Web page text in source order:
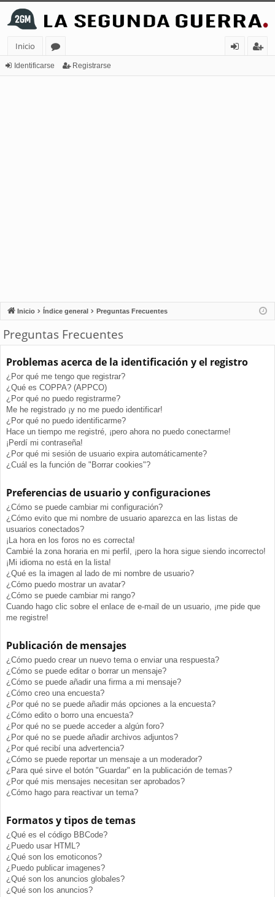
Inicio
or
Identificarse Registrarse
Inicio Índice general Preguntas Frecuentes
Preguntas Frecuentes
Problemas acerca de la identificación y el registro
¿Por qué me tengo que registrar?
¿Qué es COPPA? (APPCO)
¿Por qué no puedo registrarme?
Me he registrado ¡y no me puedo identificar!
¿Por qué no puedo identificarme?
Hace un tiempo me registré, ¡pero ahora no puedo conectarme!
¡Perdí mi contraseña!
¿Por qué mi sesión de usuario expira automáticamente?
¿Cuál es la función de "Borrar cookies"?
Preferencias de usuario y configuraciones
¿Cómo se puede cambiar mi configuración?
¿Cómo evito que mi nombre de usuario aparezca en las listas de
usuarios conectados?
¡La hora en los foros no es correcta!
Cambié la zona horaria en mi perfil, ¡pero la hora sigue siendo incorrecto!
¡Mi idioma no está en la lista!
¿Qué es la imagen al lado de mi nombre de usuario?
¿Cómo puedo mostrar un avatar?
¿Cómo se puede cambiar mi rango?
Cuando hago clic sobre el enlace de e-mail de un usuario, ¡me pide que
me registre!
Publicación de mensajes
¿Cómo puedo crear un nuevo tema o enviar una respuesta?
¿Cómo se puede editar o borrar un mensaje?
¿Cómo se puede añadir una firma a mi mensaje?
¿Cómo creo una encuesta?
¿Por qué no se puede añadir más opciones a la encuesta?
¿Cómo edito o borro una encuesta?
¿Por qué no se puede acceder a algún foro?
¿Por qué no se puede añadir archivos adjuntos?
¿Por qué recibí una advertencia?
¿Cómo se puede reportar un mensaje a un moderador?
¿Para qué sirve el botón "Guardar" en la publicación de temas?
¿Por qué mis mensajes necesitan ser aprobados?
¿Cómo hago para reactivar un tema?
Formatos y tipos de temas
¿Qué es el código BBCode?
¿Puedo usar HTML?
¿Qué son los emoticonos?
¿Puedo publicar imagenes?
¿Qué son los anuncios globales?
¿Qué son los anuncios?